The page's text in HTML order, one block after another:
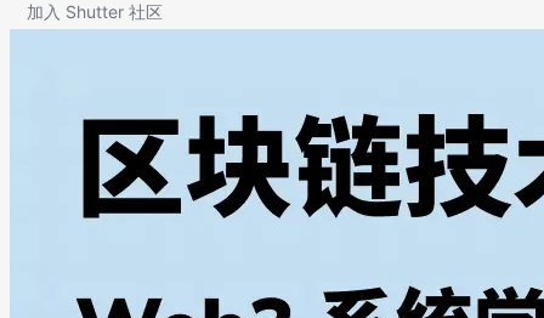
加入 Shutter 社区